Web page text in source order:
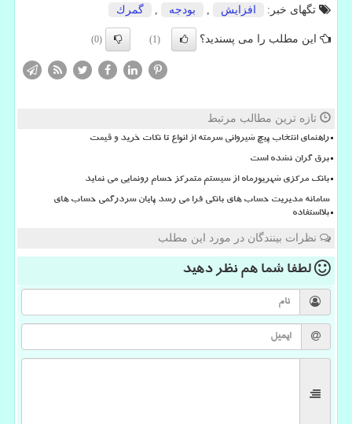
تگهای خبر:
افزایش بودجه گمرك
این مطلب را می پسندید؟ (1)
(0)
تازه ترین مطالب مرتبط
راهنمای انتخاب پیچ شیروانی سرمته از انواع تا نکات خرید و قیمت
برق گران نشده است
بانک مرکزی شهریورماه از سیستم متمرکز حسام رونمایی می نماید
سامانه مدیریت حساب های بانکی فرا می رسد پایان سردرگمی حساب های
بلااستفاده
نظرات بینندگان در مورد این مطلب
لطفا شما همنظر دهید